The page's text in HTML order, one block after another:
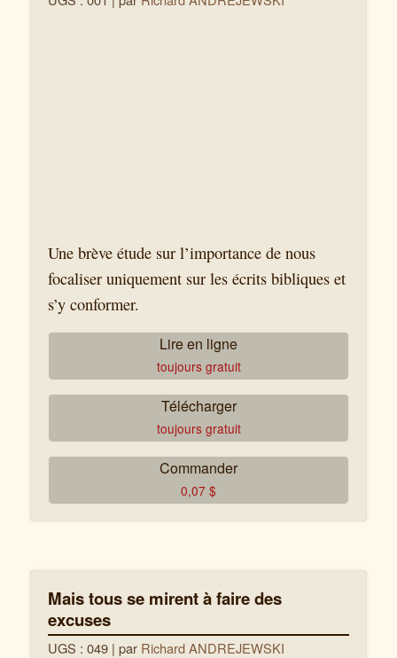
Une brève étude sur l’importance de nous
focaliser uniquement sur les écrits bibliques et
s’y conformer.
Lire en ligne
toujours gratuit
Télécharger
toujours gratuit
Commander
0,07 $
Mais tous se mirent à faire des
excuses
UGS : 049 | par Richard ANDREJEWSKI